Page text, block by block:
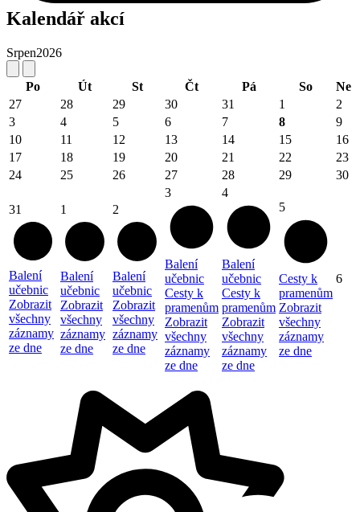
Kalendář akcí
Srpen2026
Po Út St Čt Pá So
Ne
27
28 29 30 31 1
2
3
4 5 6 7 8
9
10
11 12 13 14 15
16
17
18 19 20 21 22
23
24
25 26 27 28 29 30
31
Balení
učebnic
Zobrazit
všechny
záznamy
ze dne
1
Balení
učebnic
Zobrazit
všechny
záznamy
ze dne
2
Balení
učebnic
Zobrazit
všechny
záznamy
ze dne
3
Balení
učebnic
Cesty k
pramenům
Zobrazit
všechny
záznamy
ze dne
4
Balení
učebnic
Cesty k
pramenům
Zobrazit
všechny
záznamy
ze dne
5
Cesty k
pramenům
Zobrazit
všechny
záznamy
ze dne
6